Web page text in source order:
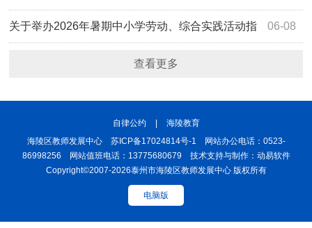
年度中华经典诵写讲系列活动的通知 06-08
关于举办2026年暑期中小学劳动、综合实践活动指
查看更多
自律公约
海陵教育
海陵区教师发展中心 苏ICP备17024814号-1 网站办公电话：0523-
86998256 网站值班电话：13775680679 技术支持与制作：动易软件
Copyright©2007-2026泰州市海陵区教师发展中心 版权所有
电脑版